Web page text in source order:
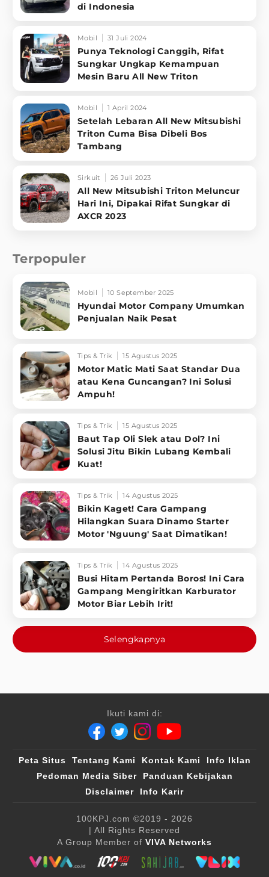
di Indonesia
Mobil 31 Juli 2024
Punya Teknologi Canggih, Rifat
Sungkar Ungkap Kemampuan
Mesin Baru All New Triton
Mobil 1 April 2024
Setelah Lebaran All New Mitsubishi
Triton Cuma Bisa Dibeli Bos
Tambang
Sirkuit 26 Juli 2023
All New Mitsubishi Triton Meluncur
Hari Ini, Dipakai Rifat Sungkar di
AXCR 2023
Terpopuler
Mobil 10 September 2025
Hyundai Motor Company Umumkan
Penjualan Naik Pesat
Tips & Trik 15 Agustus 2025
Motor Matic Mati Saat Standar Dua
atau Kena Guncangan? Ini Solusi
Ampuh!
Tips & Trik 15 Agustus 2025
Baut Tap Oli Slek atau Dol? Ini
Solusi Jitu Bikin Lubang Kembali
Kuat!
Tips & Trik 14 Agustus 2025
Bikin Kaget! Cara Gampang
Hilangkan Suara Dinamo Starter
Motor 'Nguung' Saat Dimatikan!
Tips & Trik 14 Agustus 2025
Busi Hitam Pertanda Boros! Ini Cara
Gampang Mengiritkan Karburator
Motor Biar Lebih Irit!
Selengkapnya
Ikuti kami di:
Peta Situs Tentang Kami Kontak Kami
Info Iklan
Pedoman Media Siber
Panduan Kebijakan
Disclaimer
Info Karir
100KPJ.com ©2019 - 2026
| All Rights Reserved
A Group Member of VIVA Networks